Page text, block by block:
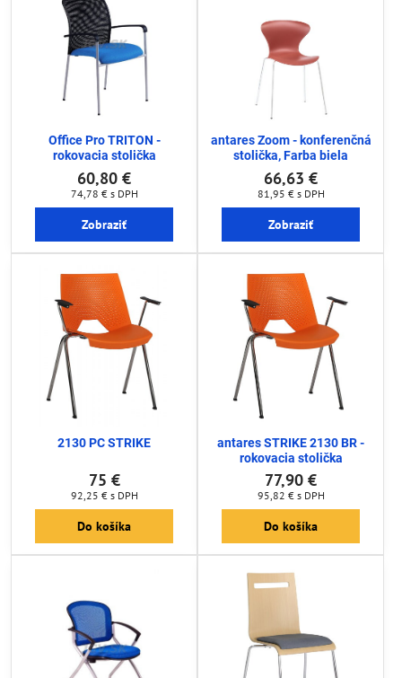
Office Pro TRITON -
rokovacia stolička
60,80 €
74,78 € s DPH
Zobraziť
antares Zoom - konferenčná
stolička, Farba biela
66,63 €
81,95 € s DPH
Zobraziť
2130 PC STRIKE
75 €
92,25 € s DPH
Do košíka
antares STRIKE 2130 BR -
rokovacia stolička
77,90 €
95,82 € s DPH
Do košíka